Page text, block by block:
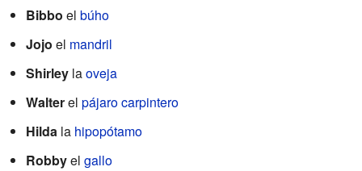
Bibbo el búho
Jojo el mandril
Shirley laoveja
Walterel pájaro carpintero
Hilda la hipopótamo
Robbyel gallo